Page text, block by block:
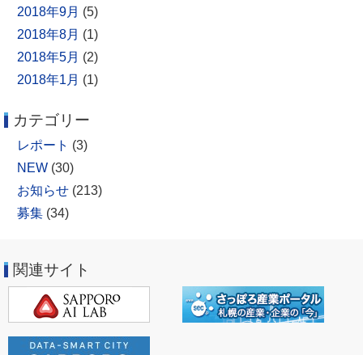
2018年9月 (5)
2018年8月 (1)
2018年5月 (2)
2018年1月 (1)
カテゴリー
レポート (3)
NEW (30)
お知らせ (213)
募集 (34)
関連サイト